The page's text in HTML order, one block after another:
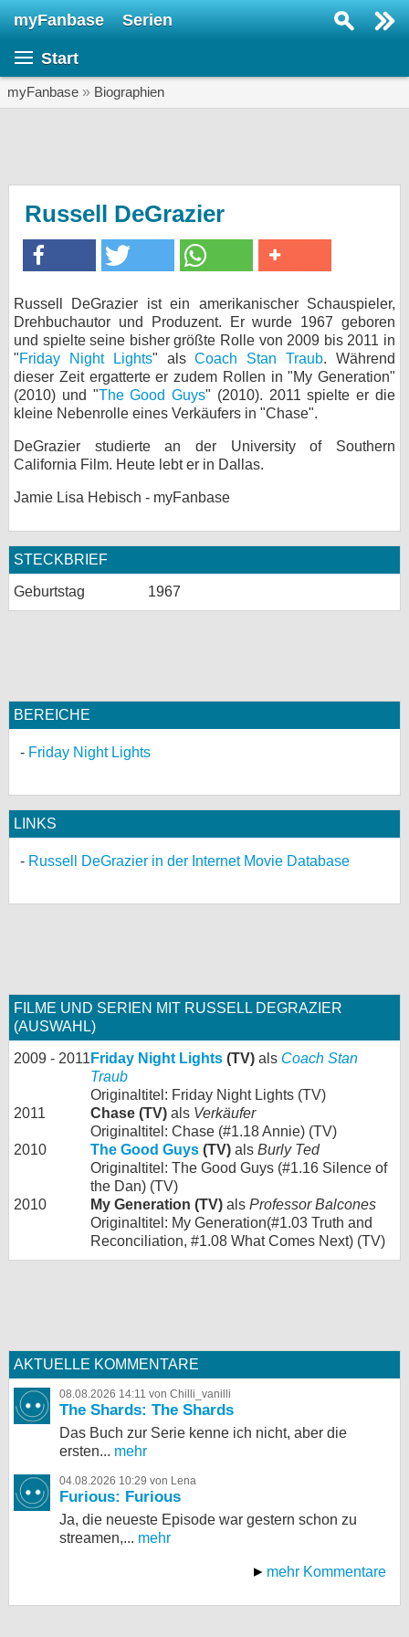
myFanbase Serien
Start
myFanbase » Biographien
Russell DeGrazier
Russell DeGrazier ist ein amerikanischer Schauspieler,
Drehbuchautor und Produzent. Er wurde 1967 geboren
und spielte seine bisher größte Rolle von 2009 bis 2011 in
"Friday Night Lights" alsCoach Stan Traub. Während
dieser Zeit ergatterte er zudem Rollen in "My Generation"
(2010) und "The Good Guys" (2010). 2011 spielte er die
kleine Nebenrolle eines Verkäufers in "Chase".
DeGrazier studierte an der University of Southern
California Film. Heute lebt er in Dallas.
Jamie Lisa Hebisch - myFanbase
STECKBRIEF
Geburtstag 1967
BEREICHE
Friday Night Lights
LINKS
Russell DeGrazier in der Internet Movie Database
FILME UND SERIEN MIT RUSSELL DEGRAZIER
(AUSWAHL)
2009 - 2011 Friday Night Lights (TV) als Coach Stan
Traub
Originaltitel: Friday Night Lights (TV)
2011
Chase (TV) als Verkäufer
Originaltitel: Chase (#1.18 Annie) (TV)
2010
The Good Guys (TV) als Burly Ted
Originaltitel: The Good Guys (#1.16 Silence of
the Dan) (TV)
2010
My Generation (TV) als Professor Balcones
Originaltitel: My Generation(#1.03 Truth and
Reconciliation, #1.08 What Comes Next) (TV)
AKTUELLE KOMMENTARE
08.08.2026 14:11 von Chilli_vanilli
The Shards: The Shards
Das Buch zur Serie kenne ich nicht, aber die
ersten... mehr
04.08.2026 10:29 von Lena
Furious: Furious
Ja, die neueste Episode war gestern schon zu
streamen,... mehr
mehr Kommentare
Veranstaltungen
KULTUR
Specials
SERVICE
Gewinnspiele
Forum
bei Facebook
Kontakt
Nutzungsbedingungen
Datenschutz